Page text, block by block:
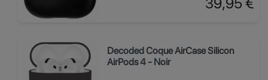
39,95 €
Decoded Coque AirCase Silicon
AirPods 4 - Noir